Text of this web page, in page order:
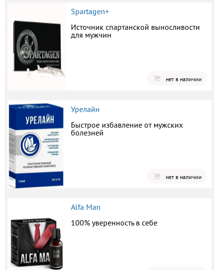
Spartagen+
Источник спартанской выносливости
для мужчин
нет в наличии
Урелайн
Быстрое избавление от мужских
болезней
нет в наличии
Alfa Man
100% уверенность в себе